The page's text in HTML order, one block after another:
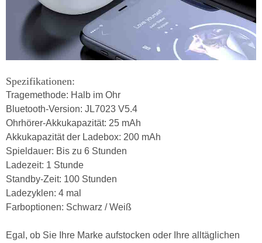
Spezifikationen:
Tragemethode: Halb im Ohr
Bluetooth-Version: JL7023 V5.4
Ohrhörer-Akkukapazität: 25 mAh
Akkukapazität der Ladebox: 200 mAh
Spieldauer: Bis zu 6 Stunden
Ladezeit: 1 Stunde
Standby-Zeit: 100 Stunden
Ladezyklen: 4 mal
Farboptionen: Schwarz / Weiß
Egal, ob Sie Ihre Marke aufstocken oder Ihre alltäglichen